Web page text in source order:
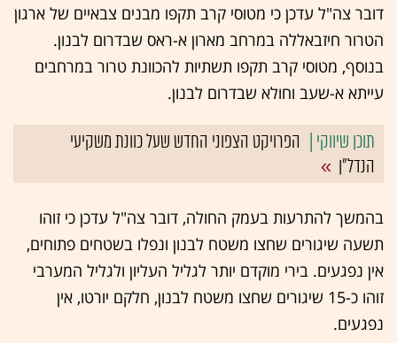
דובר צה"ל עדכן כי מטוסי קרב תקפו מבנים צבאיים של ארגון
הטרור חיזבאללה במרחב מארון א-ראס שבדרום לבנון.
בנוסף, מטוסי קרב תקפו תשתיות להכוונת טרור במרחבים
עייתא א-שעב וחולא שבדרום לבנון.
הפרויקט הצפוני החדש שעל כוונת משקיעי
הנדל"ן
בהמשך להתרעות בעמק החולה, דובר צה"ל עדכן כי זוהו
תשעה שיגורים שחצו משטח לבנון ונפלו בשטחים פתוחים,
אין נפגעים. בירי מוקדם יותר לגליל העליון ולגליל המערבי
זוהו כ-15 שיגורים שחצו משטח לבנון, חלקם יורטו, אין
נפגעים.